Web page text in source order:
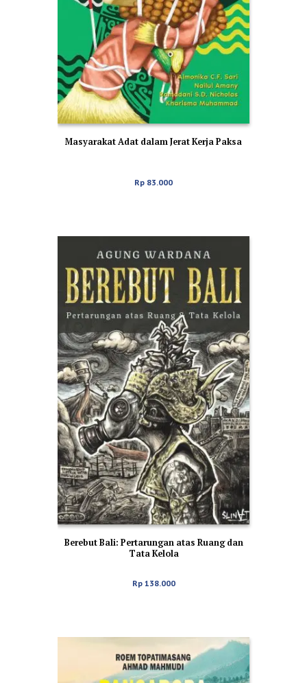
Masyarakat Adat dalam Jerat Kerja Paksa
Rp 83.000
Berebut Bali: Pertarungan atas Ruang dan
Tata Kelola
Rp138.000